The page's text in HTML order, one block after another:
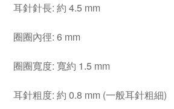
耳針針長: 約 4.5 mm
圈圈內徑: 6 mm
圈圈寬度: 寬約 1.5 mm
耳針粗度: 約 0.8 mm (一般耳針粗細)